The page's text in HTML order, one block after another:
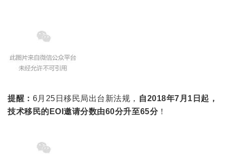
提醒： 6月25日移民局出台新法规， 自2018年7月1日起，
技术移民的EOI邀请分数由60分升至65分！